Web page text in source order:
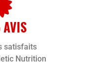
satisfaits
Nutrition